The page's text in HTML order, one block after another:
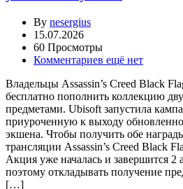
By nesergius
15.07.2026
60 Просмотры
Комментариев ещё нет
Владельцы Assassin’s Creed Black
бесплатно пополнить коллекцию
предметами. Ubisoft запустила
приуроченную к выходу
экшена. Чтобы получить обе
трансляции Assassin’s Creed Black
Акция уже началась и завершится 2
поэтому откладывать получение
[…]